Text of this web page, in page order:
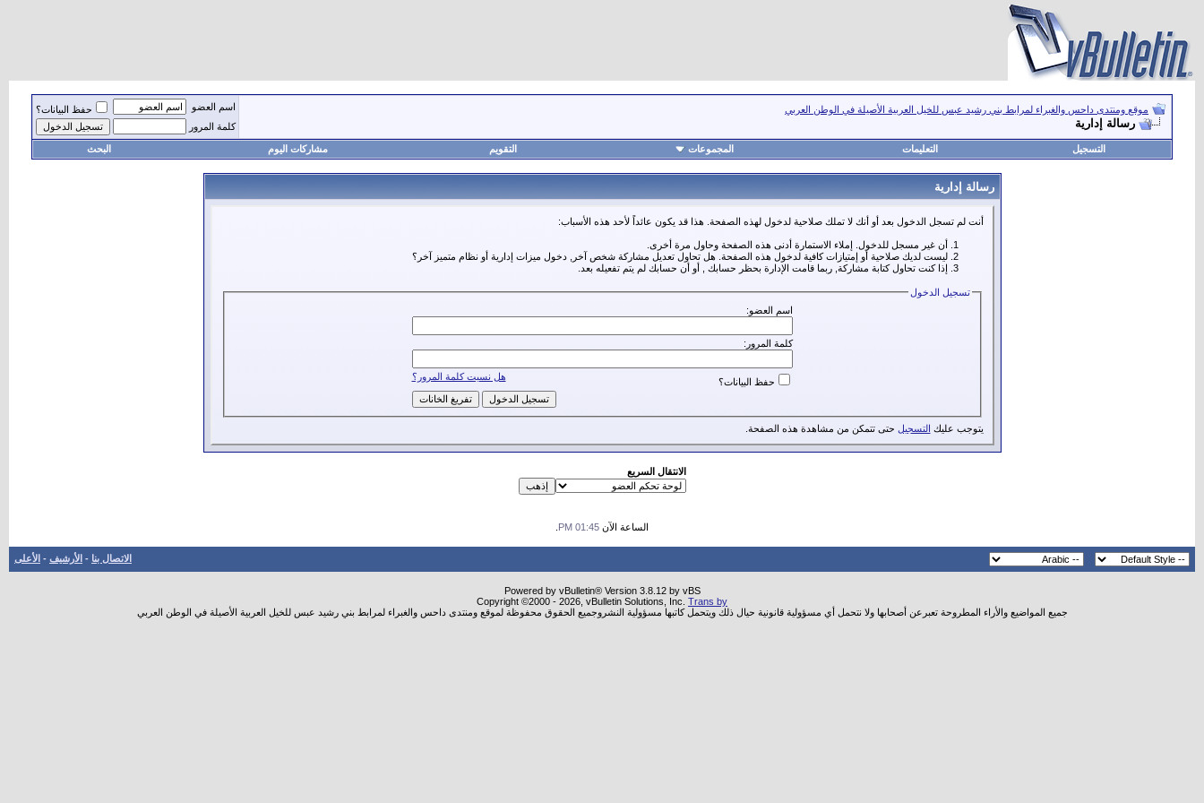
موقع ومنتدى داحس والغبراء لمرابط بني رشيد عبس للخيل العربية الأصيلة في الوطن العربي
رسالة إدارية
اسم العضو
حفظ البيانات؟
كلمة المرور
التسجيل التعليمات المجموعات التقويم مشاركات اليوم البحث
رسالة إدارية
أنت لم تسجل الدخول بعد أو أنك لا تملك صلاحية لدخول لهذه الصفحة. هذا قد يكون عائداً لأحد هذه الأسباب:
أن غير مسجل للدخول. إملاء الاستمارة أدنى هذه الصفحة وحاول مرة أخرى.
ليست لديك صلاحية أو إمتيازات كافية لدخول هذه الصفحة. هل تحاول تعديل مشاركة شخص آخر, دخول ميزات إدارية أو نظام متميز آخر؟
إذا كنت تحاول كتابة مشاركة, ربما قامت الإدارة بحظر حسابك , أو أن حسابك لم يتم تفعيله بعد.
تسجيل الدخول
اسم العضو:
كلمة المرور:
هل نسيت كلمة المرور؟ حفظ البيانات؟
يتوجب عليك التسجيل حتى تتمكن من مشاهدة هذه الصفحة.
الانتقال السريع
الساعة الآن 01:45 PM
الاتصال بنا - الأرشيف - الأعلى
Powered by vBulletin® Version 3.8.12 by vBS
Copyright ©2000 - 2026, vBulletin Solutions, Inc. Trans by
جميع المواضيع والأراء المطروحة تعبرعن أصحابها ولا نتحمل أي مسؤولية قانونية حيال ذلك ويتحمل كاتبها مسؤولية النشروجميع الحقوق محفوظة لموقع ومنتدى داحس والغبراء لمرابط بني رشيد عبس للخيل العربية الأصيلة في الوطن العربي